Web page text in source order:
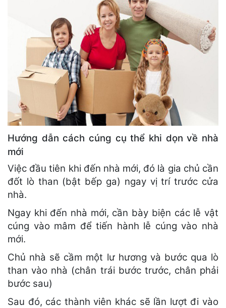
Hướng dẫn cách cúng cụ thể khi dọn về nhà
mới
Việc đầu tiên khi đến nhà mới, đó là gia chủ cần
đốt lò than (bật bếp ga) ngay vị trí trước cửa
nhà.
Ngay khi đến nhà mới, cần bày biện các lễ vật
cúng vào mâm để tiến hành lễ cúng vào nhà
mới.
Chủ nhà sẽ cầm một lư hương và bước qua lò
than vào nhà (chân trái bước trước, chân phải
bước sau)
Sau đó, các thành viên khác sẽ lần lượt đi vào